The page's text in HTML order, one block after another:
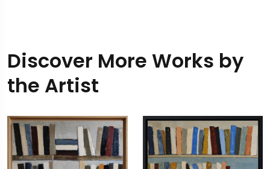
Discover More Works by
the Artist